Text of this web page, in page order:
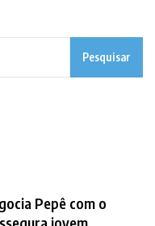
Pesquisar
Pepê com o